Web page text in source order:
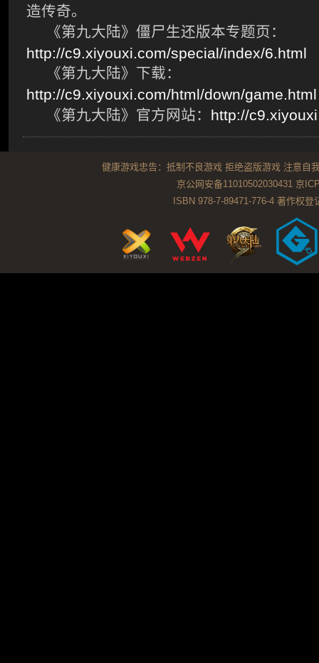
造传奇。
《第九大陆》僵尸生还版本专题页：
http://c9.xiyouxi.com/special/index/6.html
《第九大陆》下载：
http://c9.xiyouxi.com/html/down/game.html
《第九大陆》官方网站： http://
健康游戏忠告：抵制不良游戏 拒绝盗版游戏 注意自
京公网安备11010502030431 京
ISBN 978-7-89471-776-4 著作权